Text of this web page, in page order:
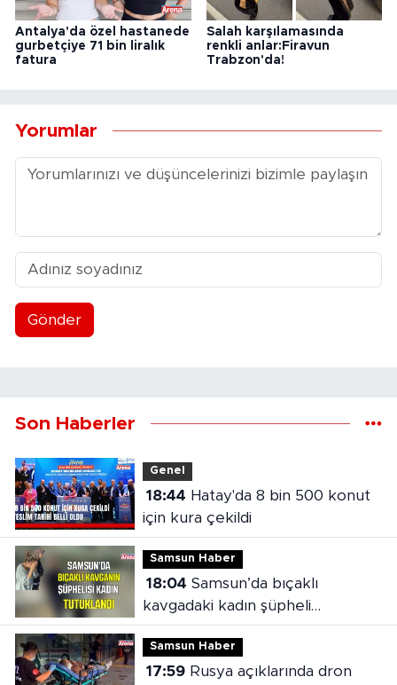
Antalya'da özel hastanede
gurbetçiye 71 bin liralık
fatura
Salah karşılamasında
renkli anlar:Firavun
Trabzon'da!
Yorumlar
Gönder
Son Haberler
Genel
18:44
için kura çekildi
Samsun Haber
18:04
kavgadaki kadın şüpheli
tutuklandı
Samsun Haber
17:59Rusya açıklarında dron